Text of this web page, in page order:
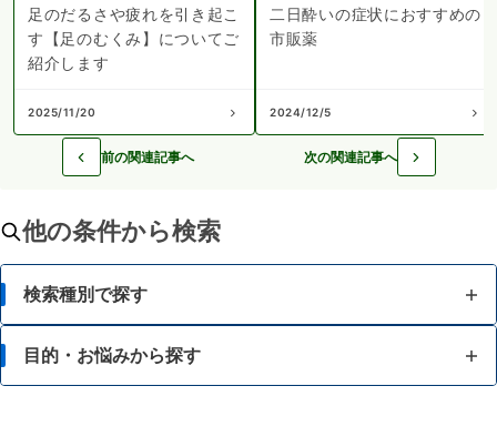
足のだるさや疲れを引き起こ
す【足のむくみ】についてご
紹介します
2025/11/20
二日酔いの症状におすすめの
市販薬
2024/12/5
前の関連記事へ 次の関連記事へ
他の条件から検索
検索種別で探す
目的・お悩みから探す
目的・お悩みから探す